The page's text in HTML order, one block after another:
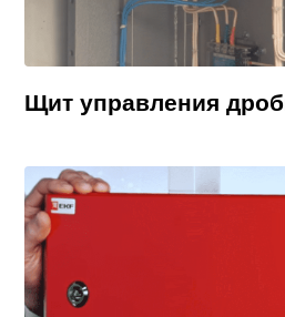
Щит управления